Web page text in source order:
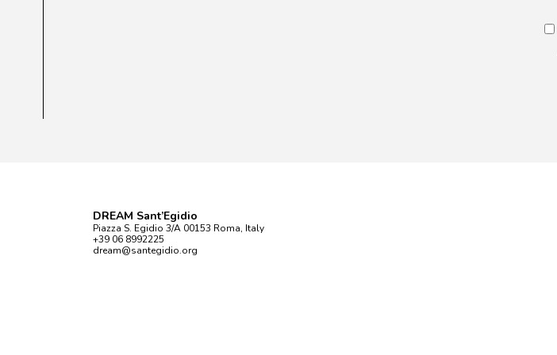
DREAM Sant’Egidio
Piazza S. Egidio 3/A 00153 Roma, Italy
+39 06 8992225
dream@santegidio.org